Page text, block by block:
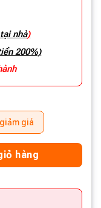
nhà)
200%)
giá
hàng